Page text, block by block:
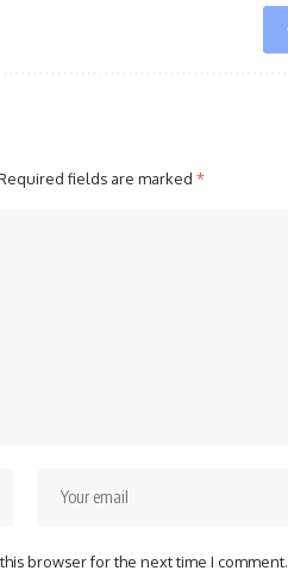
fields are marked *
browser for the next time I comment.